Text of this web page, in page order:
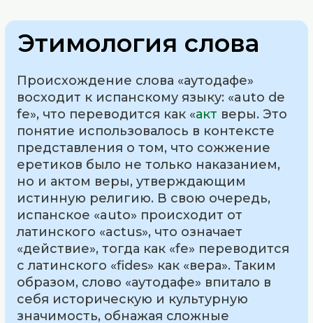
Этимология слова
Происхождение слова «аутодафе»
восходит к испанскому языку: «auto de
fe», что переводится как «акт веры. Это
понятие использовалось в контексте
представления о том, что сожжение
еретиков было не только наказанием,
но и актом веры, утверждающим
истинную религию. В свою очередь,
испанское «auto» происходит от
латинского «actus», что означает
«действие», тогда как «fe» переводится
с латинского «fides» как «вера». Таким
образом, слово «аутодафе» впитало в
себя историческую и культурную
значимость, обнажая сложные